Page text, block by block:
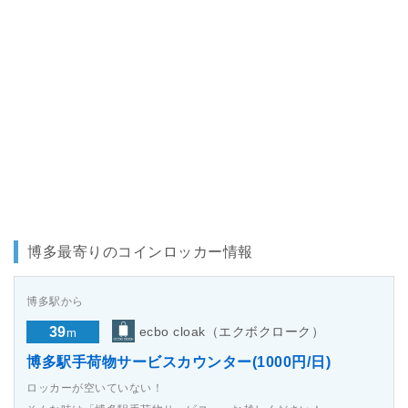
博多最寄りのコインロッカー情報
博多駅から
39m ecbo cloak（エクボクローク）
博多駅手荷物サービスカウンター(1000円/日)
ロッカーが空いていない！